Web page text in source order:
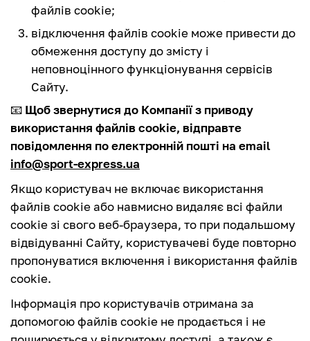
файлів cookie;
відключення файлів cookie може привести до
обмеження доступу до змісту і
неповноцінного функціонування сервісів
Сайту.
📧 Щоб звернутися до Компанії з приводу
використання файлів cookie, відправте
повідомлення по електронній пошті на email
info@sport-express.ua
Якщо користувач не включає використання
файлів cookie або навмисно видаляє всі файли
cookie зі свого веб-браузера, то при подальшому
відвідуванні Сайту, користувачеві буде повторно
пропонуватися включення і використання файлів
cookie.
Інформація про користувачів отримана за
допомогою файлів cookie не продається і не